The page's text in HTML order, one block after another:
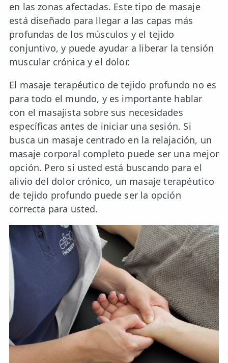
en las zonas afectadas. Este tipo de masaje
está diseñado para llegar a las capas más
profundas de los músculos y el tejido
conjuntivo, y puede ayudar a liberar la tensión
muscular crónica y el dolor.
El masaje terapéutico de tejido profundo no es
para todo el mundo, y es importante hablar
con el masajista sobre sus necesidades
específicas antes de iniciar una sesión. Si
busca un masaje centrado en la relajación, un
masaje corporal completo puede ser una mejor
opción. Pero si usted está buscando para el
alivio del dolor crónico, un masaje terapéutico
de tejido profundo puede ser la opción
correcta para usted.